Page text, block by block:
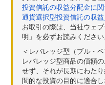
投資信託の収益分配金に
通貨選択型投資信託の収
お取引の際は、当社ウェ
明」を必ずお読みください
＜レバレッジ型（ブル・
レバレッジ型商品の価額
せず、それが長期にわた
間的な投資の目的に適合